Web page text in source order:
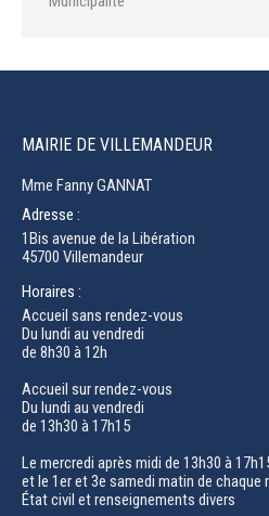
MAIRIE DE VILLEMANDEUR
Mme Fanny GANNAT
Adresse :
1Bis avenue de la Libération
45700 Villemandeur
Horaires :
Accueil sans rendez-vous
Du lundi au vendredi
de 8h30 à 12h
Accueil sur rendez-vous
Du lundi au vendredi
de 13h30 à 17h15
Le mercredi après midi de 13h30 à
et le 1er et 3e samedi matin de chaque
État civil et renseignements divers